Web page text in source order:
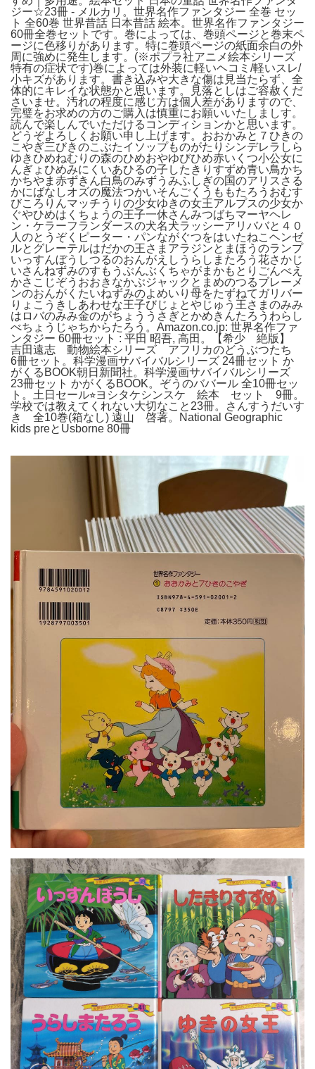
ジー☆23冊 - メルカリ。世界名作ファンタジー 全巻 セッ
ト 全60巻 世界昔話 日本昔話 絵本。世界名作ファンタジー
60冊全巻セットです。巻によっては、巻頭ページと巻末ペ
ージに色移りがあります。特に巻頭ページの紙面余白の外
周に強めに発生します。(※ポプラ社アニメ絵本シリーズ
特有の症状です)巻によっては外装に軽いヘコミ/軽いスレ/
小キズがあります。書き込みや大きな傷は見当たらず、全
体的にキレイな状態かと思います。見落としはご容赦くだ
さいませ。汚れの程度に感じ方は個人差がありますので、
完璧をお求めの方のご購入は慎重にお願いいたしましす。
読んで楽しんでいただけるコンディションかと思います。
どうぞよろしくお願い申し上げます。おおかみと７ひきの
こやぎ三びきのこぶたイソップものがたりシンデレラしら
ゆきひめねむりの森のひめおやゆびひめ赤いくつ小公女に
んぎょひめみにくいあひるの子したきりすずめ青い鳥かち
かちやま赤ずきん白鳥のみずうみふしぎの国のアリスさる
かにばなしオズの魔法つかいそんごくうももたろうおむす
びころりんマッチうりの少女ゆきの女王アルプスの少女か
ぐやひめはくちょうの王子一休さんみつばちマーヤヘレ
ン・ケラーフランダースの犬名犬ラッシーアリババと４０
人のとうぞくピーター・パンながぐつをはいたねこヘンゼ
ルとグレーテルはだかの王さまアラジンとまほうのランプ
いっすんぼうしつるのおんがえしうらしまたろう花さかじ
いさんねずみのすもうぶんぶくちゃがまかもとりごんべえ
かさこじぞうおおきなかぶジャックとまめのつるブレーメ
ンのおんがくたいねずみのよめいり母をたずねてガリバー
りょこうきしあわせな王子びじょとやじゅう王さまのみみ
はロバのみみ金のがちょううさぎとかめきんたろうわらし
べちょうじゃちからたろう。Amazon.co.jp: 世界名作ファ
ンタジー 60冊セット : 平田 昭吾, 高田。【希少 絶版】
吉田遠志 動物絵本シリーズ アフリカのどうぶつたち
6冊セット。科学漫画サバイバルシリーズ 24冊セット か
がくるBOOK朝日新聞社。科学漫画サバイバルシリーズ
23冊セット かがくるBOOK。ぞうのババール 全10冊セッ
ト。土日セール⭐︎ヨシタケシンスケ 絵本 セット 9冊。
学校では教えてくれない大切なこと23冊。さんすうだいす
き 全10巻(箱なし) 遠山 啓著。National Geographic
kids preとUsborne 80冊